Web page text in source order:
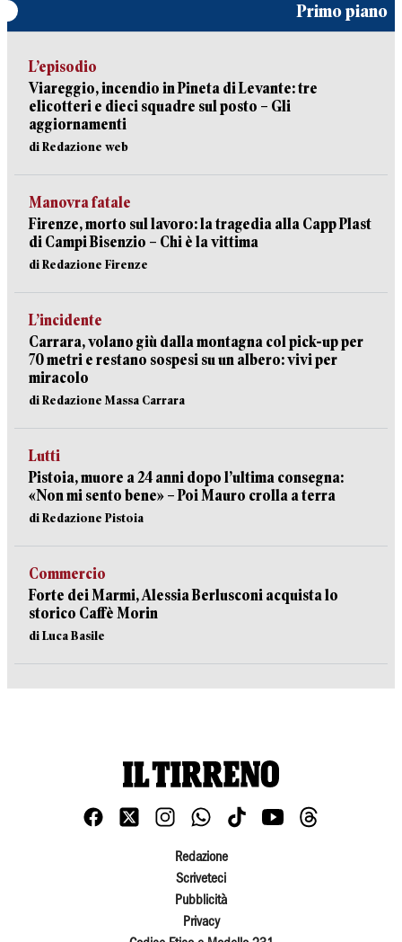
Primo piano
L’episodio
Viareggio, incendio in Pineta di Levante: tre
elicotteri e dieci squadre sul posto – Gli
aggiornamenti
di Redazione web
Manovra fatale
Firenze, morto sul lavoro: la tragedia alla Capp Plast
di Campi Bisenzio – Chi è la vittima
di Redazione Firenze
L’incidente
Carrara, volano giù dalla montagna col pick-up per
70 metri e restano sospesi su un albero: vivi per
miracolo
di Redazione Massa Carrara
Lutti
Pistoia, muore a 24 anni dopo l’ultima consegna:
«Non mi sento bene» – Poi Mauro crolla a terra
di Redazione Pistoia
Commercio
Forte dei Marmi, Alessia Berlusconi acquista lo
storico Caffè Morin
di Luca Basile
Redazione
Scriveteci
Pubblicità
Privacy